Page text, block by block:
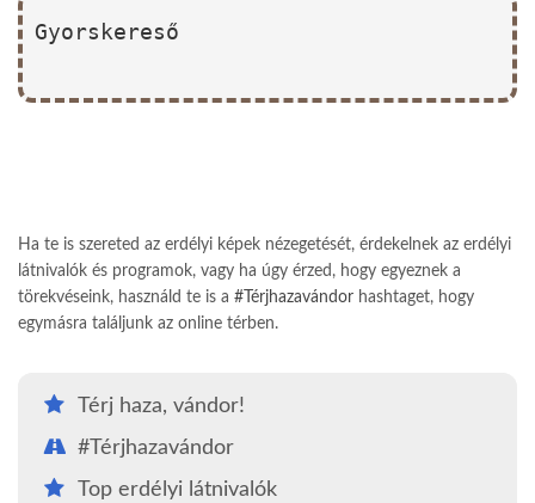
Gyorskereső
Ha te is szereted az erdélyi képek nézegetését, érdekelnek az erdélyi
látnivalók és programok, vagy ha úgy érzed, hogy egyeznek a
törekvéseink, használd te is a #Térjhazavándor hashtaget, hogy
egymásra találjunk az online térben.
Térj haza, vándor!
#Térjhazavándor
Top erdélyi látnivalók